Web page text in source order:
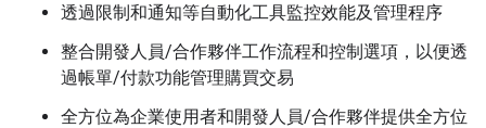
透過限制和通知等自動化工具監控效能及管理程序
整合開發人員/合作夥伴工作流程和控制選項，以便透
過帳單/付款功能管理購買交易
全方位為企業使用者和開發人員/合作夥伴提供全方位